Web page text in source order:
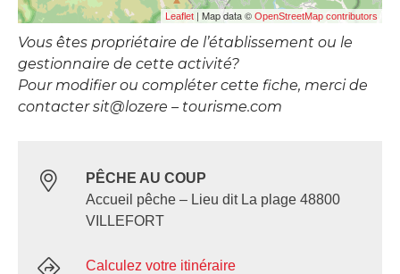
Leaflet | Map data © OpenStreetMap contributors
Vous êtes propriétaire de l’établissement ou le
gestionnaire de cette activité?
Pour modifier ou compléter cette fiche, merci de
contacter sit@lozere – tourisme.com
PÊCHE AU COUP
Accueil pêche – Lieu dit La plage 48800
VILLEFORT
Calculez votre itinéraire